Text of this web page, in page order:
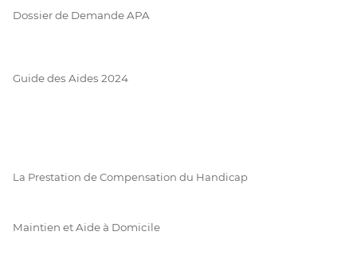
Dossier de Demande APA
Guide des Aides 2024
La Prestation de Compensation du Handicap
Maintien et Aide à Domicile